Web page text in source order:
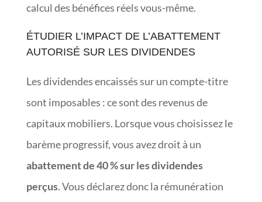
calcul des bénéfices réels vous-même.
ÉTUDIER L’IMPACT DE L’ABATTEMENT
AUTORISÉ SUR LES DIVIDENDES
Les dividendes encaissés sur un compte-titre
sont imposables : ce sont des revenus de
capitaux mobiliers. Lorsque vous choisissez le
barème progressif, vous avez droit à un
abattement de 40 % sur les dividendes
perçus. Vous déclarez donc la rémunération